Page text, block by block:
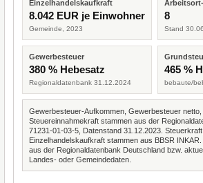
Einzelhandelskaufkraft
8.042 EUR je Einwohner
Gemeinde, 2023
8
Stand
Gewerbesteuer
380 % Hebesatz
Regionaldatenbank 31.12.2024
465 %
bebaute/
Gewerbesteuer-Aufkommen, Gewerbesteuer
Steuereinnahmekraft stammen aus der
71231-01-03-5, Datenstand 31.12.2023.
Einzelhandelskaufkraft stammen aus BBSR
aus der Regionaldatenbank Deutschland bzw.
Landes- oder Gemeindedaten.